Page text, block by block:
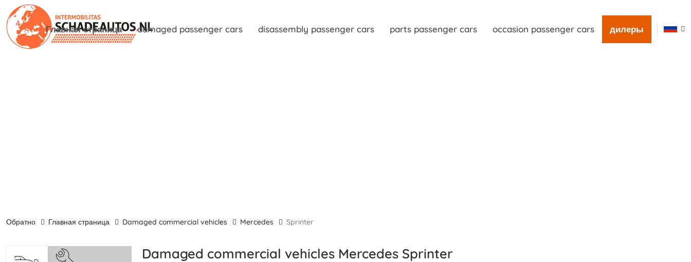
Главная страница damaged passenger cars disassembly passenger cars parts passenger cars occasion passenger cars дилеры
обратно Главная страница damaged commercial vehicles Mercedes Sprinter
damaged commercial vehicles Mercedes Sprinter